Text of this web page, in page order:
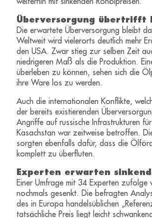
Überversorgung übertrifft
Die erwartete Überversorgung bleibt
Weltweit wird vielerorts deutlich mehr
den USA. Zwar stieg zur selben Zeit
niedrigeren Maß als die Produktion.
überleben zu können, sehen sich die
ihre Ware los zu werden.
Auch die internationalen Konflikte,
der bereits existierenden
Angriffe auf russische Infrastrukturen
Kasachstan war zeitweise betroffen.
sorgten ebenfalls dafür, dass die
komplett zu überfluten.
Experten erwarten
Einer Umfrage mit 34 Experten
nochmals gesenkt. Die befragten
des in Europa handelsüblichen
tatsächliche Preis liegt leicht